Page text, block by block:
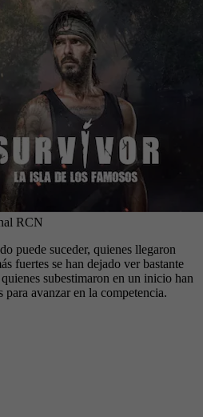
RCN
puede suceder, quienes llegaron
fuertes se han dejado ver bastante
subestimaron en un inicio han
para avanzar en la competencia.